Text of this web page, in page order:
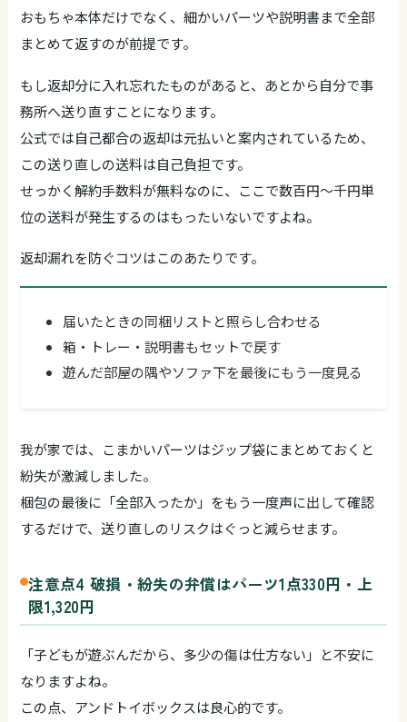
おもちゃ本体だけでなく、細かいパーツや説明書まで全部
まとめて返すのが前提です。
もし返却分に入れ忘れたものがあると、あとから自分で事
務所へ送り直すことになります。
公式では自己都合の返却は元払いと案内されているため、
この送り直しの送料は自己負担です。
せっかく解約手数料が無料なのに、ここで数百円〜千円単
位の送料が発生するのはもったいないですよね。
返却漏れを防ぐコツはこのあたりです。
届いたときの同梱リストと照らし合わせる
箱・トレー・説明書もセットで戻す
遊んだ部屋の隅やソファ下を最後にもう一度見る
我が家では、こまかいパーツはジップ袋にまとめておくと
紛失が激減しました。
梱包の最後に「全部入ったか」をもう一度声に出して確認
するだけで、送り直しのリスクはぐっと減らせます。
注意点4 破損・紛失の弁償はパーツ1点330円・上
限1,320円
「子どもが遊ぶんだから、多少の傷は仕方ない」と不安に
なりますよね。
この点、アンドトイボックスは良心的です。